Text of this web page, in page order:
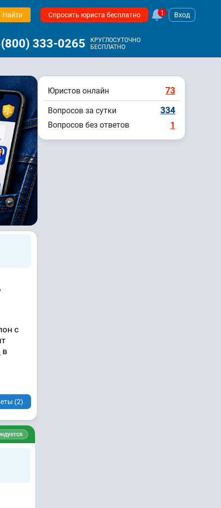
Найти Спросить юриста бесплатно 1 Вход
333-0265
КРУГЛОСУТОЧНО
БЕСПЛАТНО
с
в
(2)
Юристов онлайн 73
Вопросов за сутки 334
Вопросов без ответов 1